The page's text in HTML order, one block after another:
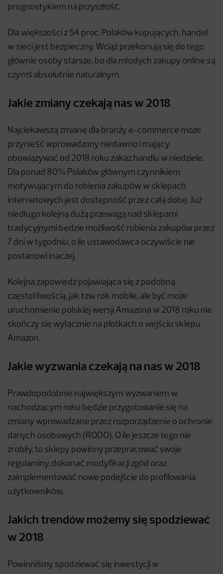
prognostykiem na przyszłość.
Dla większości z 54 proc. Polaków kupujących, handel
w sieci jest bezpieczny. Wciąż przekonują się do tego
głównie osoby starsze, bo dla młodych zakupy online są
czymś absolutnie naturalnym.
Jakie zmiany czekają nas w 2018
Najciekawszą zmianę dla branży e-commerce może
przynieść wprowadzony niedawno i mający
obowiązywać od 2018 roku zakaz handlu w niedziele.
Dla ponad 80% Polaków głównym czynnikiem
motywującym do robienia zakupów w sklepach
internetowych jest dostępność przez całą dobę. Już
niedługo kolejną dużą przewagą nad sklepami
tradycyjnymi będzie możliwość robienia zakupów przez
7 dni w tygodniu, o ile ustawodawca oczywiście nie
postanowi inaczej.
Kolejna zapowiedź pojawiająca się z podobną
częstotliwością, jak tzw. rok mobile, ale być może
uruchomienie polskiej wersji Amazona w 2018 roku nie
skończy się wyłącznie na plotkach o wejściu sklepu
Amazon.
Jakie wyzwania czekają na nas w 2018
Prawdopodobnie największym wyzwaniem w
nachodzącym roku będzie przygotowanie się na
zmiany wprowadzane przez rozporządzenie o ochronie
danych osobowych (RODO). O ile jeszcze tego nie
zrobiły, to sklepy powinny przepracować swoje
regulaminy, dokonać modyfikacji zgód oraz
zaimplementować nowe podejście do profilowania
użytkowników.
Jakich trendów możemy się spodziewać
w 2018
Powinniśmy spodziewać się inwestycji w